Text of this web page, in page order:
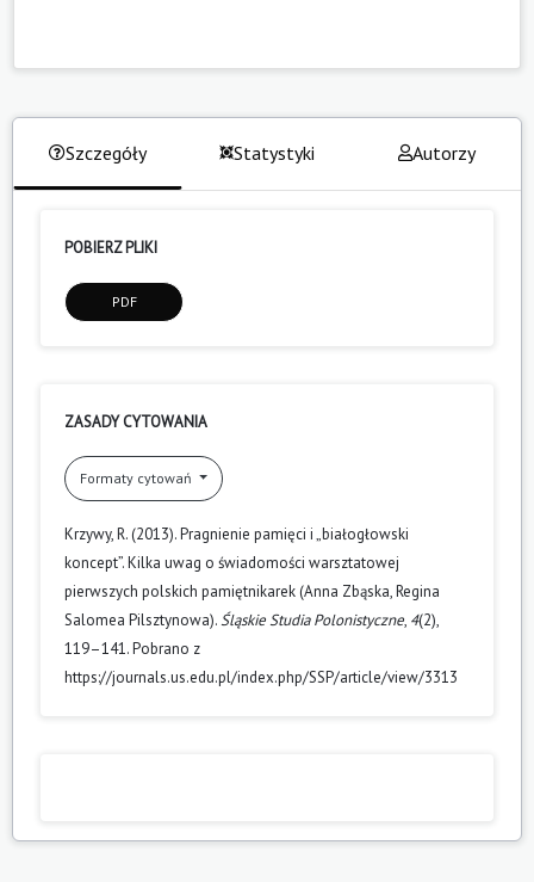
Szczegóły Statystyki Autorzy
POBIERZ PLIKI
PDF
ZASADY CYTOWANIA
Formaty cytowań
Krzywy, R. (2013). Pragnienie pamięci i „białogłowski
koncept”. Kilka uwag o świadomości warsztatowej
pierwszych polskich pamiętnikarek (Anna Zbąska, Regina
Salomea Pilsztynowa).Śląskie Studia Polonistyczne, 4(2),
119–141. Pobrano z
https://journals.us.edu.pl/index.php/SSP/article/view/3313